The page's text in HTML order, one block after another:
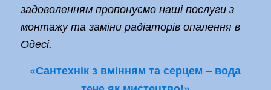
задоволенням пропонуємо наші послуги з
монтажу та заміни радіаторів опалення в
Одесі.
«Сантехнік з вмінням та серцем – вода